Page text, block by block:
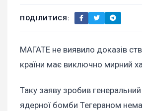
ПОДІЛИТИСЯ:
МАГАТЕ не виявило доказів
країни має виключно мирний
Таку заяву зробив
ядерної бомби Тегераном